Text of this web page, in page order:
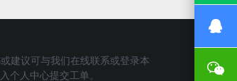
建议可与我们在线联系或登录本
个人中心提交工单。